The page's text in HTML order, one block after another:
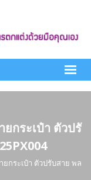
กระเป๋า ตัวปรั
กระเป๋า ตัวปรับสาย พล